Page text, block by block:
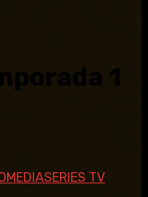
SERIES TV